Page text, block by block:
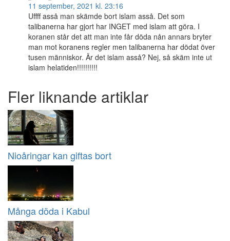
11 september, 2021 kl. 23:16
Uffff asså man skämde bort islam asså. Det som
talibanerna har gjort har INGET med islam att göra. I
koranen står det att man inte får döda nån annars bryter
man mot koranens regler men talibanerna har dödat över
tusen människor. Är det islam asså? Nej, så skäm inte ut
islam helatiden!!!!!!!!!!
Fler liknande artiklar
Nioåringar kan giftas bort
Många döda i Kabul